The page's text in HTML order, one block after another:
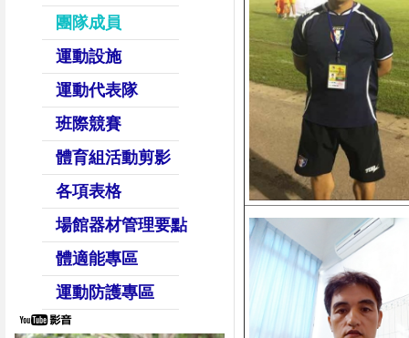
團隊成員
運動設施
運動代表隊
班際競賽
體育組活動剪影
各項表格
場館器材管理要點
體適能專區
運動防護專區